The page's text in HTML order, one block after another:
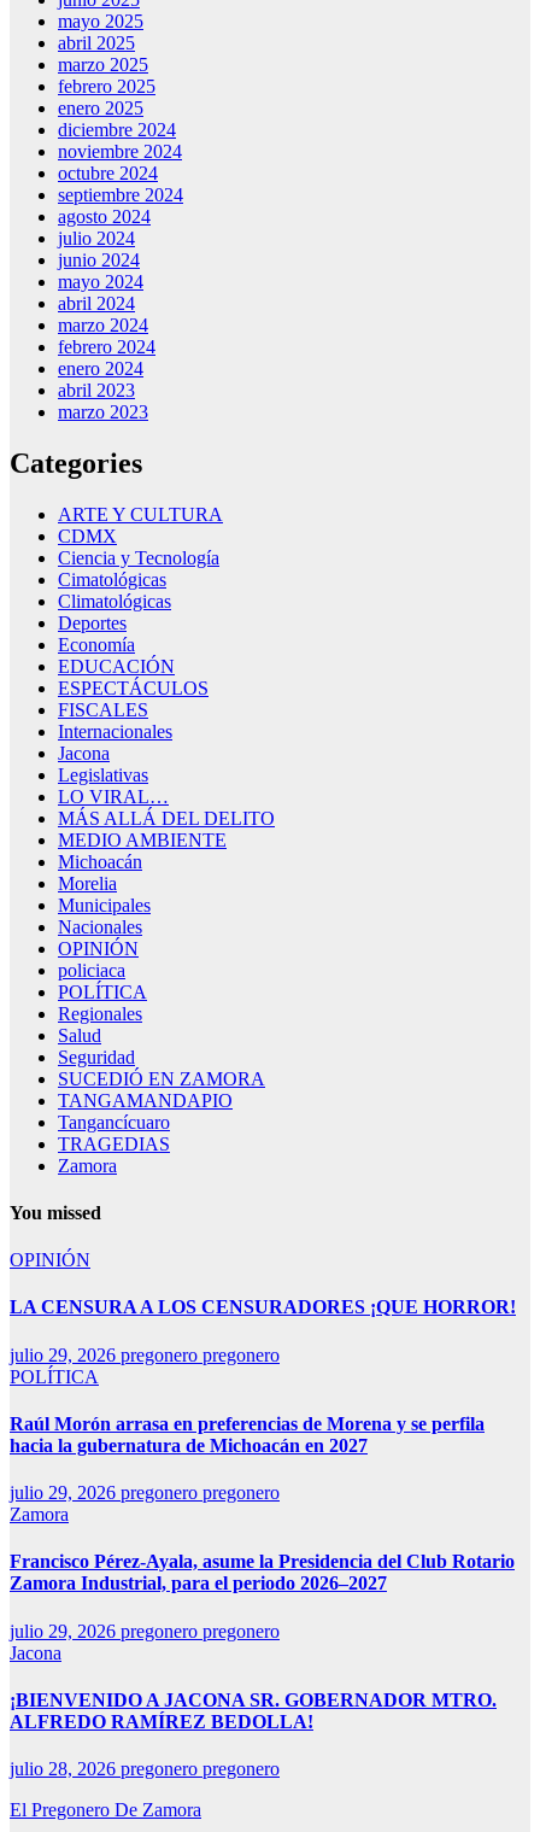
mayo 2025
abril 2025
marzo 2025
febrero 2025
enero 2025
diciembre 2024
noviembre 2024
octubre 2024
septiembre 2024
agosto 2024
julio 2024
junio 2024
mayo 2024
abril 2024
marzo 2024
febrero 2024
enero 2024
abril 2023
marzo 2023
Categories
ARTE Y CULTURA
CDMX
Ciencia y Tecnología
Cimatológicas
Climatológicas
Deportes
Economía
EDUCACIÓN
ESPECTÁCULOS
FISCALES
Internacionales
Jacona
Legislativas
LO VIRAL…
MÁS ALLÁ DEL DELITO
MEDIO AMBIENTE
Michoacán
Morelia
Municipales
Nacionales
OPINIÓN
policiaca
POLÍTICA
Regionales
Salud
Seguridad
SUCEDIÓ EN ZAMORA
TANGAMANDAPIO
Tangancícuaro
TRAGEDIAS
Zamora
You missed
OPINIÓN
LA CENSURA A LOS CENSURADORES ¡QUE HORROR!
julio 29, 2026 pregonero pregonero
POLÍTICA
Raúl Morón arrasa en preferencias de Morena y se perfila
hacia la gubernatura de Michoacán en 2027
julio 29, 2026 pregonero pregonero
Zamora
Francisco Pérez-Ayala, asume la Presidencia del Club Rotario
Zamora Industrial, para el periodo 2026–2027
julio 29, 2026 pregonero pregonero
Jacona
¡BIENVENIDO A JACONA SR. GOBERNADOR MTRO.
ALFREDO RAMÍREZ BEDOLLA!
julio 28, 2026 pregonero pregonero
El Pregonero De Zamora